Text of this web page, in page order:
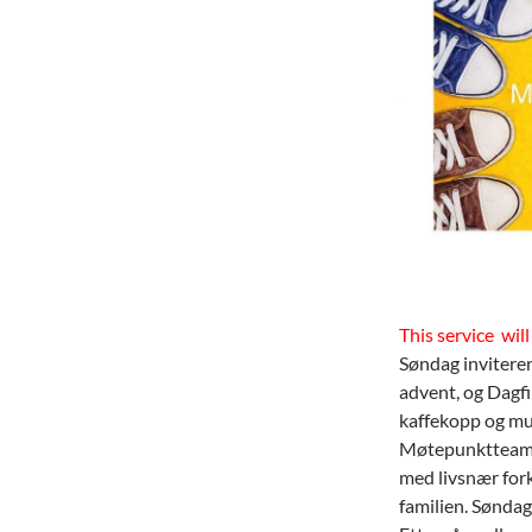
This service
Søndag
advent, og
kaffekopp og
med livsnær
familien.